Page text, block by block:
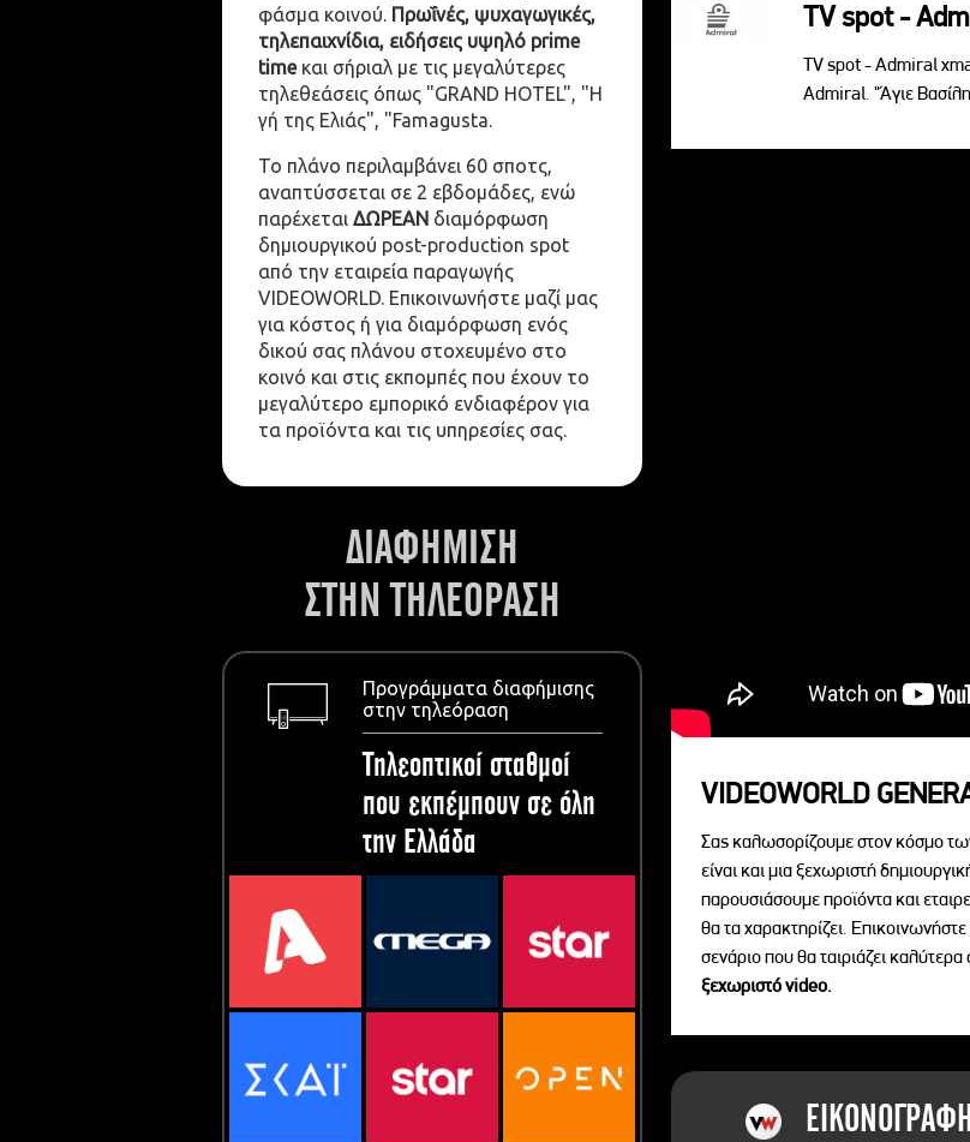
φάσμα κοινού. Πρωΐνές, ψυχαγωγικές,
τηλεπαιχνίδια, ειδήσεις υψηλό prime
timeκαι σήριαλ με τις μεγαλύτερες
τηλεθεάσεις όπως "GRAND HOTEL", "Η
γή της Ελιάς", "Famagusta.
Το πλάνο περιλαμβάνει 60 σποτς,
αναπτύσσεται σε 2 εβδομάδες, ενώ
παρέχεται ΔΩΡΕΑΝ διαμόρφωση
δημιουργικού post-production spot
από την εταιρεία παραγωγής
VIDEOWORLD. Επικοινωνήστε μαζί μας
για κόστος ή για διαμόρφωση ενός
δικού σας πλάνου στοχευμένο στο
κοινό και στις εκπομπές που έχουν το
μεγαλύτερο εμπορικό ενδιαφέρον για
τα προϊόντα και τις υπηρεσίες σας.
ΔΙΑΦΗΜΙΣΗ
ΣΤΗΝ ΤΗΛΕΟΡΑΣΗ
Προγράμματα διαφήμισης
στην τηλεόραση
Τηλεοπτικοί σταθμοί
που εκπέμπουν σε όλη
την Ελλάδα
TV spot -
TV spot - Admiral
Admiral. "Άγιε
VIDEOWORLD
Σας καλωσορίζουμε στον κόσμο
είναι και μια ξεχωριστή
παρουσιάσουμε προϊόντα και
θα τα χαρακτηρίζει.
σενάριο που θα ταιριάζει
ξεχωριστό videο.